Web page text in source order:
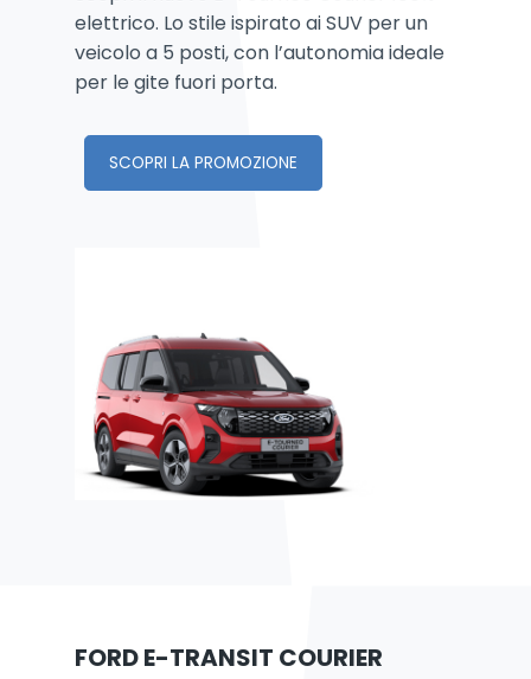
elettrico. Lo stile ispirato ai SUV per un
veicolo a 5 posti, con l’autonomia ideale
per le gite fuori porta.
SCOPRI LA PROMOZIONE
FORD E-TRANSIT COURIER